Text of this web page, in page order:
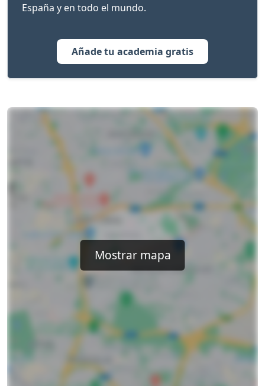
España y en todo el mundo.
Añade tu academia gratis
Mostrar mapa